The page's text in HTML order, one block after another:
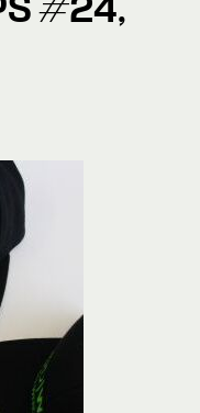
#24,